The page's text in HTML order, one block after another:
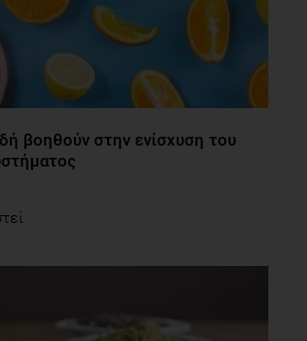
βοηθούν στην ενίσχυση του